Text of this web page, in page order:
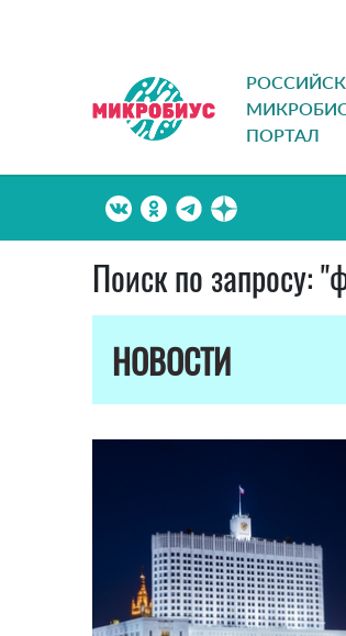
ПОРТАЛ
Поиск по запросу:
НОВОСТИ